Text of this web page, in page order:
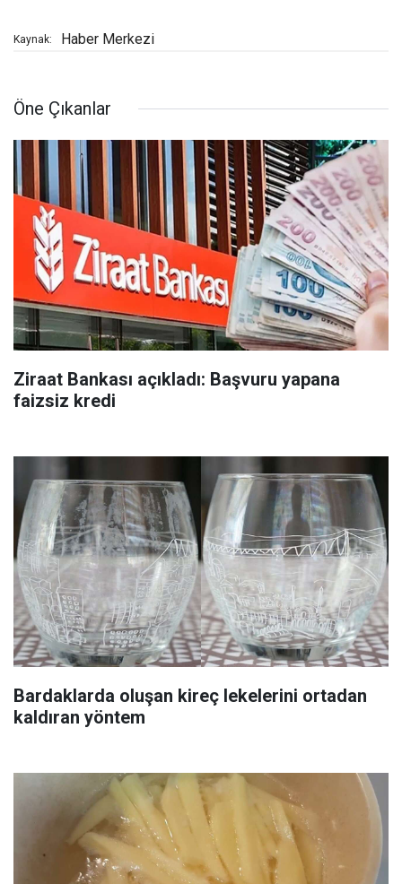
Kaynak: Haber Merkezi
Öne Çıkanlar
Ziraat Bankası açıkladı: Başvuru yapana
faizsiz kredi
Bardaklarda oluşan kireç lekelerini ortadan
kaldıran yöntem